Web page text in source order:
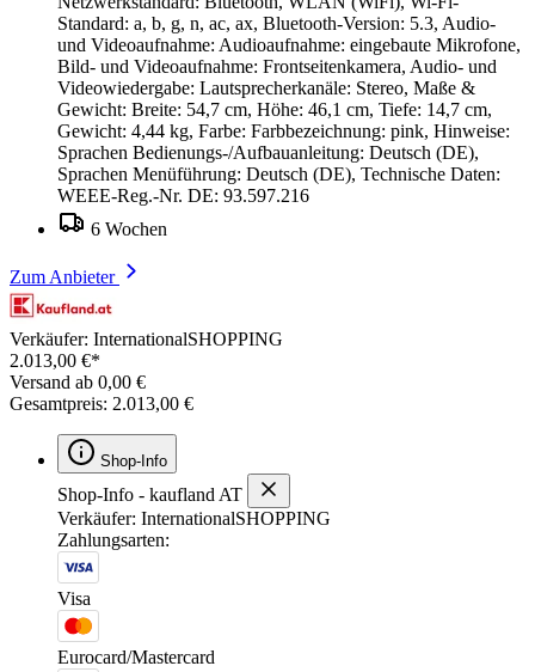
Standard: a, b, g, n, ac, ax, Bluetooth-Version: 5.3, Audio-
und Videoaufnahme: Audioaufnahme: eingebaute Mikrofone,
Bild- und Videoaufnahme: Frontseitenkamera, Audio- und
Videowiedergabe: Lautsprecherkanäle: Stereo, Maße &
Gewicht: Breite: 54,7 cm, Höhe: 46,1 cm, Tiefe: 14,7 cm,
Gewicht: 4,44 kg, Farbe: Farbbezeichnung: pink, Hinweise:
Sprachen Bedienungs-/Aufbauanleitung: Deutsch (DE),
Sprachen Menüführung: Deutsch (DE), Technische Daten:
WEEE-Reg.-Nr. DE: 93.597.216
6 Wochen
Zum Anbieter
Verkäufer: InternationalSHOPPING
2.013,00 €*
Versand ab 0,00 €
Gesamtpreis: 2.013,00 €
Shop-Info
Shop-Info - kaufland AT
Verkäufer: InternationalSHOPPING
Zahlungsarten:
Visa
Eurocard/Mastercard